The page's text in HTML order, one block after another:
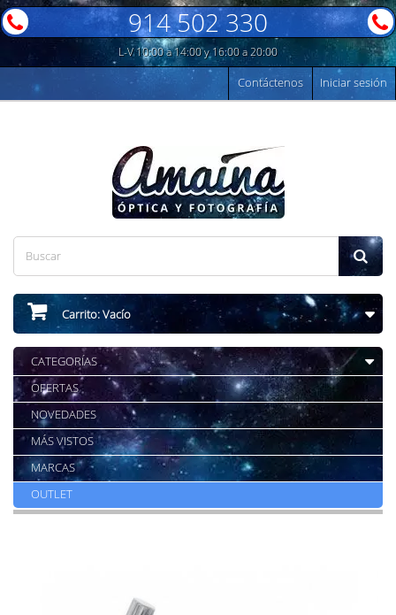
914 502 330
L-V 10:00 a 14:00 y 16:00 a 20:00
Iniciar sesión
Contáctenos
Carrito:Vacío
CATEGORÍAS
OFERTAS
NOVEDADES
MÁS VISTOS
MARCAS
OUTLET